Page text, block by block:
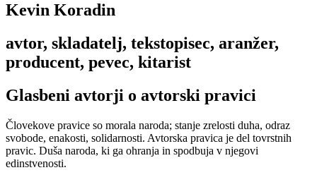
Kevin Koradin
avtor, skladatelj, tekstopisec, aranžer,
producent, pevec, kitarist
Glasbeni avtorji o avtorski pravici
Človekove pravice so morala naroda; stanje zrelosti duha, odraz
svobode, enakosti, solidarnosti. Avtorska pravica je del tovrstnih
pravic. Duša naroda, ki ga ohranja in spodbuja v njegovi
edinstvenosti.